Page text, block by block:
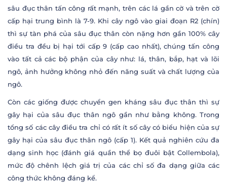
sâu đục thân tấn công rất mạnh, trên các lá gần cờ và trên cờ
cấp hại trung bình là 7-9. Khi cây ngô vào giai đoạn R2 (chín)
thì sự tàn phá của sâu đục thân còn nặng hơn gần 100% cây
điều tra đều bị hại tới cấp 9 (cấp cao nhất), chúng tấn công
vào tất cả các bộ phận của cây như: lá, thân, bắp, hạt và lõi
ngô, ảnh hưởng không nhỏ đến năng suất và chất lượng của
ngô.
Còn các giống được chuyển gen kháng sâu đục thân thì sự
gây hại của sâu đục thân ngô gần như bằng không. Trong
tổng số các cây điều tra chỉ có rất ít số cây có biểu hiện của sự
gây hại của sâu đục thân ngô (cấp 1). Kết quả nghiên cứu đa
dạng sinh học (đánh giá quần thể bọ đuôi bật Collembola),
mức độ chênh lệch giá trị của các chỉ số đa dạng giữa các
công thức không đáng kể.